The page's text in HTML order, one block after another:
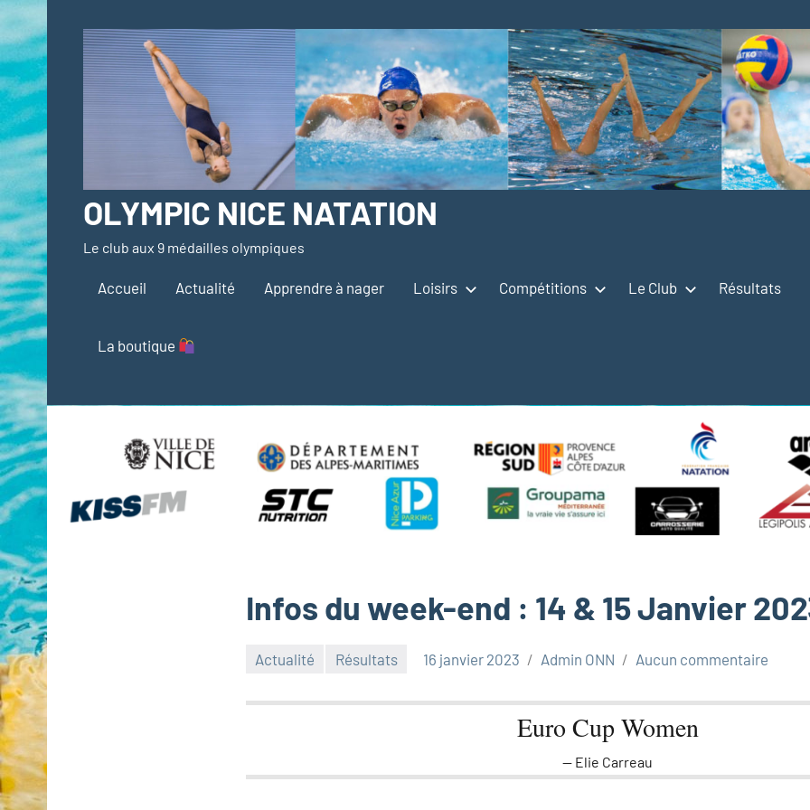
au
contenu
OLYMPIC NICE NATATION
Le club aux 9 médailles olympiques
Accueil Actualité Apprendre à nager Loisirs Compétitions Le Club Résultats
La boutique
Infos du week-end : 14 & 15 Janvier
Actualité Résultats 16 janvier 2023 Admin ONN Aucun commentaire
Euro Cup Women
Elie Carreau